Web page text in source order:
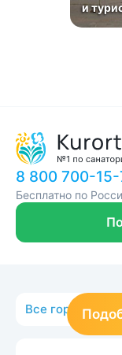
и
8 800 700-15-
Бесплатно по
Все города